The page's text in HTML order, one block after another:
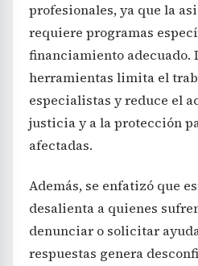
profesionales, ya que la
requiere programas
financiamiento adecuado.
herramientas limita el
especialistas y reduce el
justicia y a la protección
afectadas.
Además, se enfatizó que
desalienta a quienes
denunciar o solicitar
respuestas genera